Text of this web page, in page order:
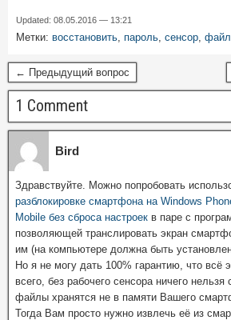
Updated: 08.05.2016 — 13:21
Метки: восстановить, пароль, сенсор,
← Предыдущий вопрос
1 Comment
Bird
Здравствуйте. Можно попробовать
разблокировке смартфона на Windows
Mobile без сброса настроек в паре с
позволяющей транслировать экран
им (на компьютере должна быть
Но я не могу дать 100% гарантию, что всё
всего, без рабочего сенсора ничего
файлы хранятся не в памяти Вашего
Тогда Вам просто нужно извлечь её из